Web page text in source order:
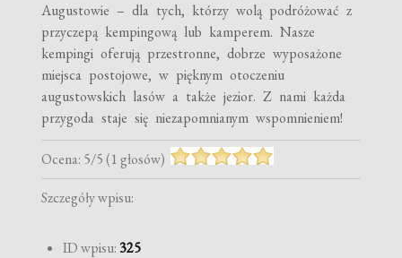
Augustowie – dla tych, którzy wolą podróżować z
przyczepą kempingową lub kamperem. Nasze
kempingi oferują przestronne, dobrze wyposażone
miejsca postojowe, w pięknym otoczeniu
augustowskich lasów a także jezior. Z nami każda
przygoda staje się niezapomnianym wspomnieniem!
Ocena: 5/5(1głosów)
Szczegóły wpisu:
ID wpisu: 325